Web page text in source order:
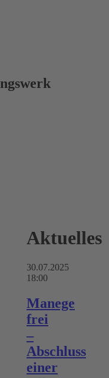
Aktuelles
30.07.2025
18:00
Manege
frei
–
Abschluss
einer